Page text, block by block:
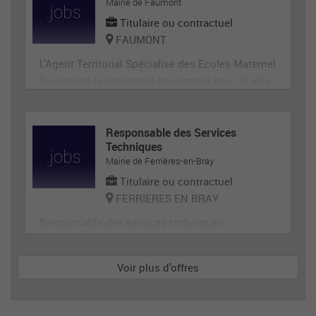
Titulaire ou contractuel
FAUMONT
L'Agent Territorial Spécialisé des Ecoles Maternel
ux et le matériel servant directement aux enfant
s. En tant que membre de la communauté éduca
tive, il p
Responsable des Services
Techniques
Mairie de Ferrières-en-Bray
Titulaire ou contractuel
FERRIERES EN BRAY
Voir plus d'offres